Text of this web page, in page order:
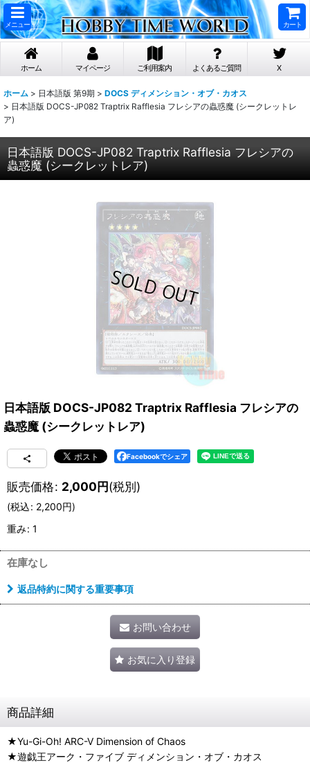
メニュー カート
ホーム マイページ ご利用案内 よくあるご質問 X
ホーム > 日本語版 第9期 > DOCS ディメンション・オブ・カオス
> 日本語版 DOCS-JP082 Traptrix Rafflesia フレシアの蟲惑魔 (シークレットレ
ア)
日本語版 DOCS-JP082 Traptrix Rafflesia フレシアの
蟲惑魔 (シークレットレア)
日本語版 DOCS-JP082 Traptrix Rafflesia フレシアの
蟲惑魔 (シークレットレア)
Facebookでシェア
販売価格: 2,000円(税別)
(税込: 2,200円)
重み: 1
在庫なし
返品特約に関する重要事項
お問い合わせ
お気に入り登録
商品詳細
★Yu-Gi-Oh! ARC-V Dimension of Chaos
★遊戯王アーク・ファイブ ディメンション・オブ・カオス